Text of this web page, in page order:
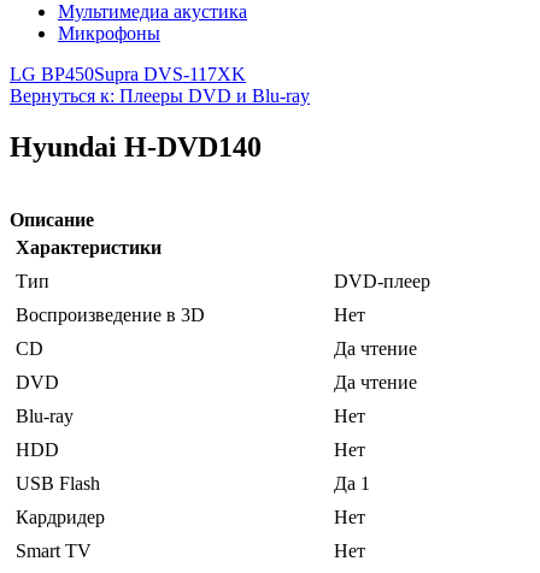
Мультимедиа акустика
Микрофоны
LG BP450Supra DVS-117XK
Вернуться к: Плееры DVD и Blu-ray
Hyundai H-DVD140
Описание
Характеристики
Тип
DVD-плеер
Воспроизведение в 3D
Нет
CD
Да чтение
DVD
Да чтение
Blu-ray
Нет
HDD
Нет
USB Flash
Да 1
Кардридер
Нет
Smart TV
Нет